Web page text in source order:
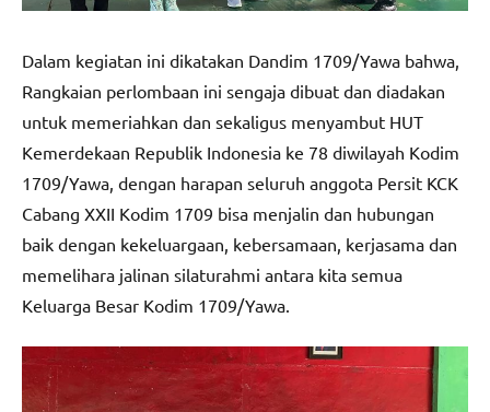
Dalam kegiatan ini dikatakan Dandim 1709/Yawa bahwa,
Rangkaian perlombaan ini sengaja dibuat dan diadakan
untuk memeriahkan dan sekaligus menyambut HUT
Kemerdekaan Republik Indonesia ke 78 diwilayah Kodim
1709/Yawa, dengan harapan seluruh anggota Persit KCK
Cabang XXII Kodim 1709 bisa menjalin dan hubungan
baik dengan kekeluargaan, kebersamaan, kerjasama dan
memelihara jalinan silaturahmi antara kita semua
Keluarga Besar Kodim 1709/Yawa.